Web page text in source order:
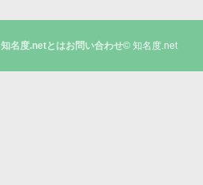
知名度.netとはお問い合わせ© 知名度.net